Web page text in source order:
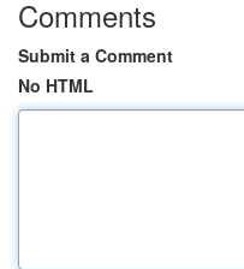
Comments
Submit a Comment
No HTML